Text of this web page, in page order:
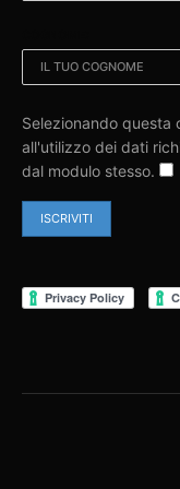
Selezionando questa
all'utilizzo dei dati
dal modulo stesso.